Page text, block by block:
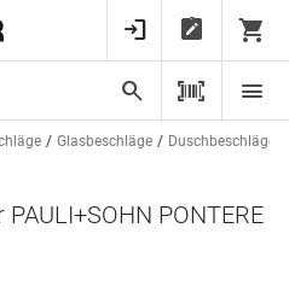
Glasbeschläge Duschbeschläge
PONTERE